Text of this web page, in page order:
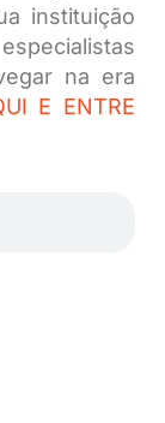
instituição
na era
E ENTRE